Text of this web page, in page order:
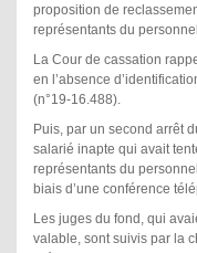
proposition de
représentants du
La Cour de cassation
en l’absence
(n°19-16.488).
Puis, par un second arrêt
salarié inapte qui avait
représentants du
biais d’une conférence
Les juges du fond, qui
valable, sont suivis par la